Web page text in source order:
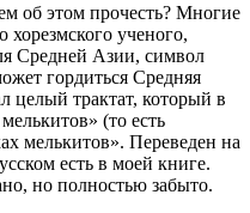
об этом прочесть? Многие
хорезмского ученого,
Средней Азии, символ
гордиться Средняя
целый трактат, который в
(то есть
мелькитов». Переведен на
есть в моей книге.
но полностью забыто.